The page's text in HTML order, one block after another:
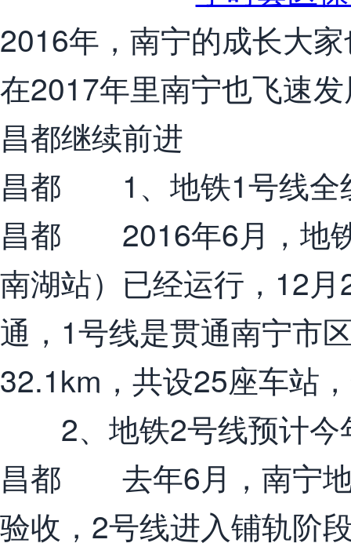
2016年，南宁的成长大
在2017年里南宁也飞速
昌都继续前进
昌都 1、地铁1号线全
昌都 2016年6月，地
南湖站）已经运行，12
通，1号线是贯通南宁市
32.1km，共设25座车站
2、地铁2号线预计今
昌都 去年6月，南宁地
验收，2号线进入铺轨阶